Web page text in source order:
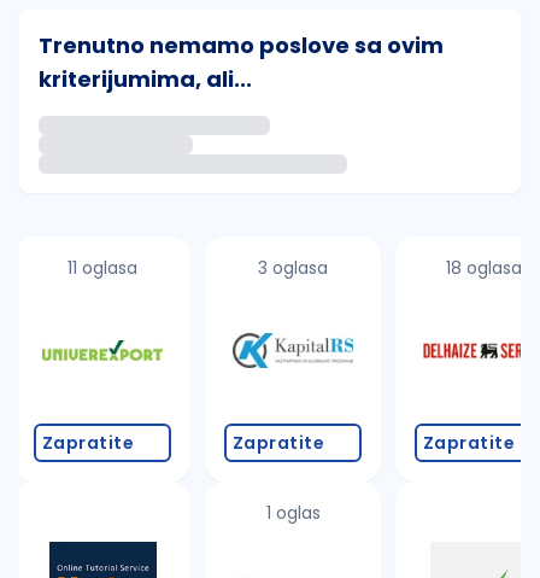
Trenutno nemamo poslove sa ovim
kriterijumima, ali...
proverite pravopisne greške (koristite č, ć, š, đ,
promenite odabrane filtere pretrage
11 oglasa
Zapratite
3 oglasa
Zapratite
1 oglas
18 oglasa
Zapratite